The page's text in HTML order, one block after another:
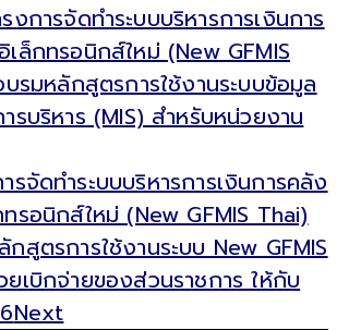
งการจัดทำระบบบริหารการเงินการ
ล็กทรอนิกส์ใหม่ (New GFMIS
รมหลักสูตรการใช้งานระบบข้อมูล
รบริหาร (MIS) สำหรับหน่วยงาน
รจัดทำระบบบริหารการเงินการคลัง
รอนิกส์ใหม่ (New GFMIS Thai)
สูตรการใช้งานระบบ New GFMIS
เบิกจ่ายของส่วนราชการ ให้กับ
Next